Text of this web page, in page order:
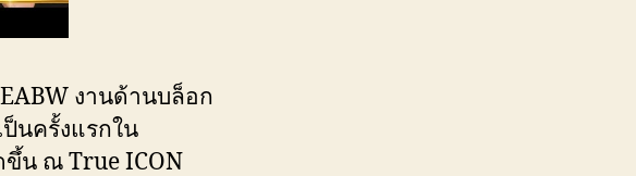
งานด้านบล็อก
นครั้งแรกใน
ขึ้น ณ True ICON